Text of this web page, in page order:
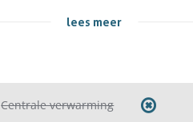
lees meer
Centrale verwarming